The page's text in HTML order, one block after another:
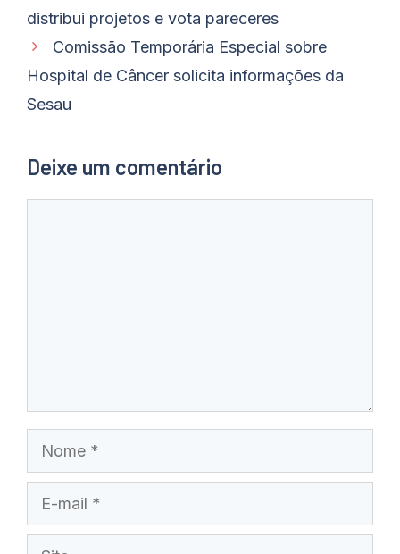
distribui projetos e vota pareceres
Comissão Temporária Especial sobre
Hospital de Câncer solicita informações da
Sesau
Deixe um comentário
Nome
mail
Site